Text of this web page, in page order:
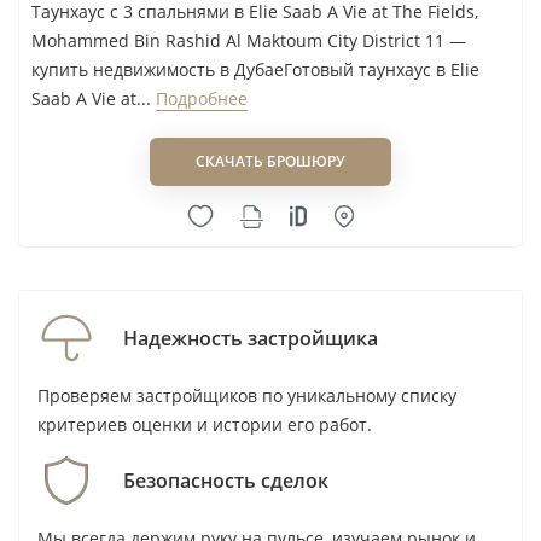
К цене объекта нужно добавить
регистрационный сбор DLD в размере 4%: на
практике его обычно оплачивает
покупатель, а также предусмотреть платежи
управляющей компании и расходы на
обустройство.
По нашим наблюдениям, G&Co Properties стоит
таунхаус в MBR City для жизни семьи либо для
спокойной среднесрочной стратегии, а не для
быстрых сделок. Мы бы не заходили в лот только
из-за бренда Elie Saab или названия The Fields:
Таунхаус с 3 спальнями в Elie Saab A Vie at The Fields,
Mohammed Bin Rashid Al Maktoum City District 11 —
купить недвижимость в ДубаеГотовый таунхаус в Elie
Saab A Vie at... Подробнее
СКАЧАТЬ БРОШЮРУ
Надежность застройщика
Проверяем застройщиков по уникальному списку
критериев оценки и истории его работ.
Безопасность сделок